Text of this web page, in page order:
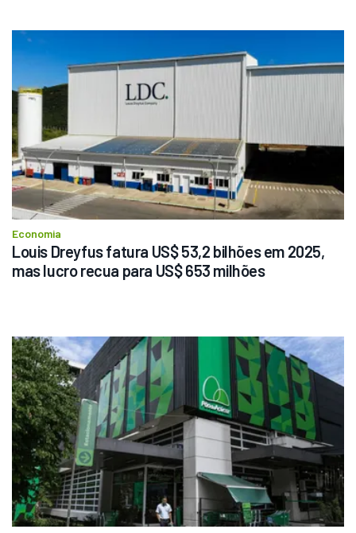
Economia
Louis Dreyfus fatura US$ 53,2 bilhões em 2025,
mas lucro recua para US$ 653 milhões